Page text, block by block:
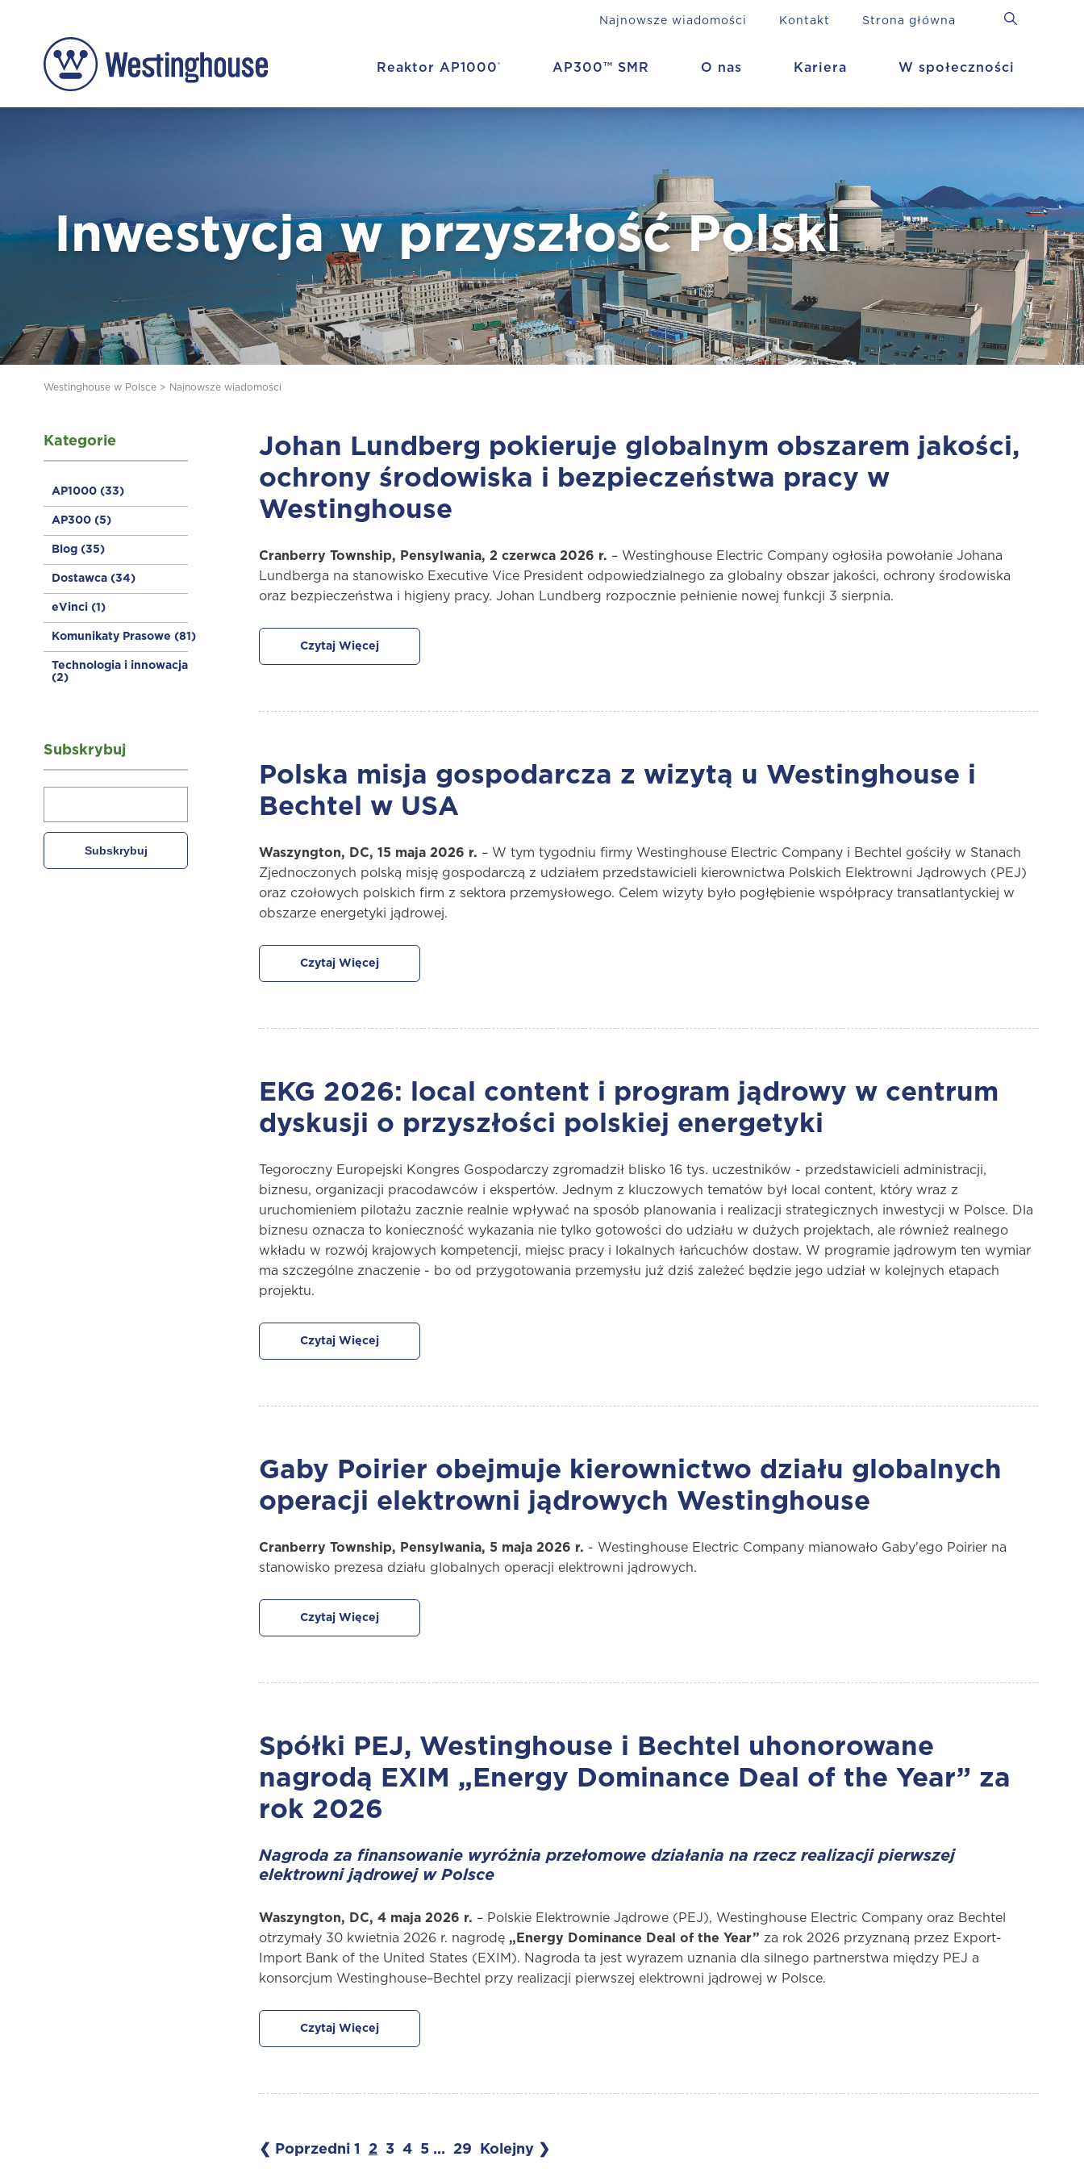
Najnowsze wiadomości Kontakt Strona główna
W społeczności
Kariera
O nas
AP300™ SMR
Reaktor AP1000®
Inwestycja w przyszłość Polski
Westinghouse w Polsce> Najnowsze wiadomości
Kategorie
AP1000 (33)
AP300 (5)
Blog (35)
Dostawca (34)
eVinci (1)
Komunikaty Prasowe (81)
Technologia i innowacja
(2)
Subskrybuj
Johan Lundberg pokieruje globalnym obszarem jakości,
ochrony środowiska i bezpieczeństwa pracy w
Westinghouse
Cranberry Township, Pensylwania, 2 czerwca 2026 r. – Westinghouse Electric Company ogłosiła powołanie Johana
Lundberga na stanowisko Executive Vice President odpowiedzialnego za globalny obszar jakości, ochrony środowiska
oraz bezpieczeństwa i higieny pracy. Johan Lundberg rozpocznie pełnienie nowej funkcji 3 sierpnia.
Czytaj Więcej
Polska misja gospodarcza z wizytą u Westinghouse i
Bechtel w USA
Waszyngton, DC, 15 maja 2026 r. – W tym tygodniu firmy Westinghouse Electric Company i Bechtel gościły w Stanach
Zjednoczonych polską misję gospodarczą z udziałem przedstawicieli kierownictwa Polskich Elektrowni Jądrowych (PEJ)
oraz czołowych polskich firm z sektora przemysłowego. Celem wizyty było pogłębienie współpracy transatlantyckiej w
obszarze energetyki jądrowej.
Czytaj Więcej
EKG 2026: local content i program jądrowy w centrum
dyskusji o przyszłości polskiej energetyki
Tegoroczny Europejski Kongres Gospodarczy zgromadził blisko 16 tys. uczestników - przedstawicieli administracji,
biznesu, organizacji pracodawców i ekspertów. Jednym z kluczowych tematów był local content, który wraz z
uruchomieniem pilotażu zacznie realnie wpływać na sposób planowania i realizacji strategicznych inwestycji w Polsce. Dla
biznesu oznacza to konieczność wykazania nie tylko gotowości do udziału w dużych projektach, ale również realnego
wkładu w rozwój krajowych kompetencji, miejsc pracy i lokalnych łańcuchów dostaw. W programie jądrowym ten wymiar
ma szczególne znaczenie - bo od przygotowania przemysłu już dziś zależeć będzie jego udział w kolejnych etapach
projektu.
Czytaj Więcej
Gaby Poirier obejmuje kierownictwo działu globalnych
operacji elektrowni jądrowych Westinghouse
Cranberry Township, Pensylwania, 5 maja 2026 r. - Westinghouse Electric Company mianowało Gaby'ego Poirier na
stanowisko prezesa działu globalnych operacji elektrowni jądrowych.
Czytaj Więcej
Spółki PEJ, Westinghouse i Bechtel uhonorowane
nagrodą EXIM „Energy Dominance Deal of the Year” za
rok 2026
Nagroda za finansowanie wyróżnia przełomowe działania na rzecz realizacji pierwszej
elektrowni jądrowej w Polsce
Waszyngton, DC, 4 maja 2026 r. – Polskie Elektrownie Jądrowe (PEJ), Westinghouse Electric Company oraz Bechtel
otrzymały 30 kwietnia 2026 r. nagrodę„Energy Dominance Deal of the Year” za rok 2026 przyznaną przez Export-
Import Bank of the United States (EXIM). Nagroda ta jest wyrazem uznania dla silnego partnerstwa między PEJ a
konsorcjum Westinghouse–Bechtel przy realizacji pierwszej elektrowni jądrowej w Polsce.
Czytaj Więcej
❮ Poprzedni 1 2 3 4 5 ... 29 Kolejny ❯